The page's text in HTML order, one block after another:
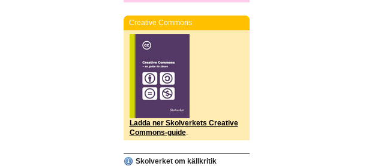
Creative Commons
Ladda ner Skolverkets Creative
Commons-guide.
Skolverket om källkritik